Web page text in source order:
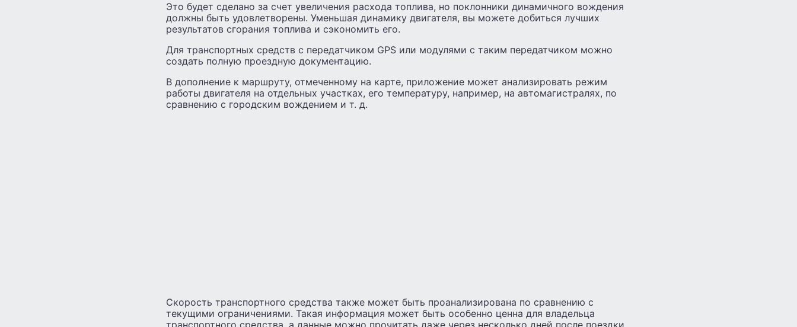
Это будет сделано за счет увеличения расхода топлива, но поклонники динамичного вождения
должны быть удовлетворены. Уменьшая динамику двигателя, вы можете добиться лучших
результатов сгорания топлива и сэкономить его.
Для транспортных средств с передатчиком GPS или модулями с таким передатчиком можно
создать полную проездную документацию.
В дополнение к маршруту, отмеченному на карте, приложение может анализировать режим
работы двигателя на отдельных участках, его температуру, например, на автомагистралях, по
сравнению с городским вождением и т. д.
Скорость транспортного средства также может быть проанализирована по сравнению с
текущими ограничениями. Такая информация может быть особенно ценна для владельца
транспортного средства, а данные можно прочитать даже через несколько дней после поездки.